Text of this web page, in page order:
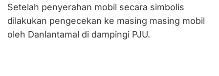
Setelah penyerahan mobil secara simbolis
dilakukan pengecekan ke masing masing mobil
oleh Danlantamal di dampingi PJU.